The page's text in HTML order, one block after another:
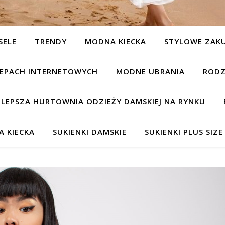
TRENDY MODNA KIECKA STYLOWE
INTERNETOWYCH MODNE UBRANIA
HURTOWNIA ODZIEŻY DAMSKIEJ NA RYNKU
KIECKA SUKIENKI DAMSKIE SUKIENKI PLUS SIZE